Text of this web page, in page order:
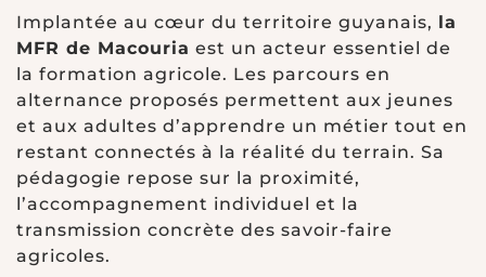
Implantée au cœur du territoire guyanais, la
MFR de Macouria est un acteur essentiel de
la formation agricole. Les parcours en
alternance proposés permettent aux jeunes
et aux adultes d’apprendre un métier tout en
restant connectés à la réalité du terrain. Sa
pédagogie repose sur la proximité,
l’accompagnement individuel et la
transmission concrète des savoir-faire
agricoles.